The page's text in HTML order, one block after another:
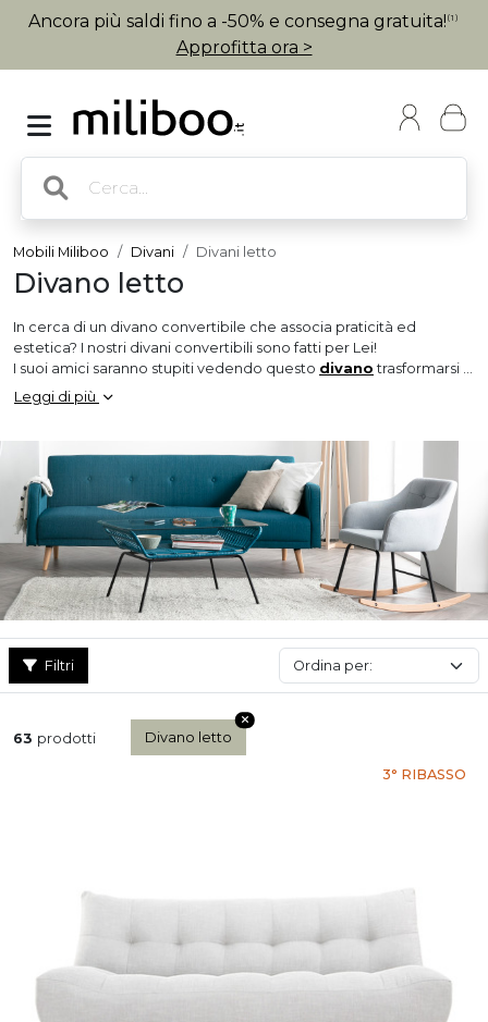
Ancora più saldi fino a -50% e consegna gratuita! (1)
Approfitta ora >
Mobili Miliboo Divani Divani letto
Divano letto
In cerca di un divano convertibile che associa praticità ed
estetica? I nostri divani convertibili sono fatti per Lei!
I suoi amici saranno stupiti vedendo questo divano trasformarsi in
un batter d'occhio in un ampio e comodo letto. Amici e parenti
potranno ormai pernottare da Lei senza scomodare nessuno.
comfort ottimale!
Leggi di più
Filtri
63 prodotti Divano letto
3° RIBASSO